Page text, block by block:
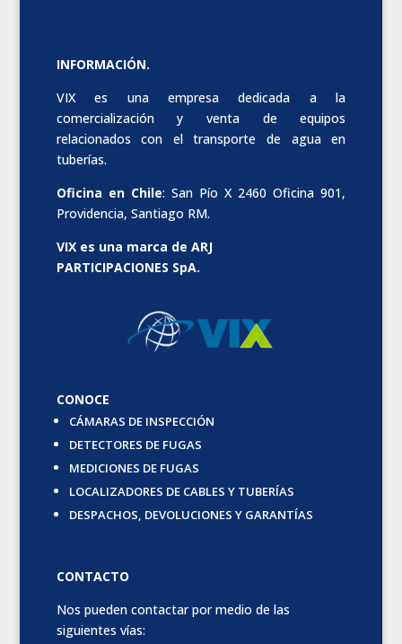
INFORMACIÓN.
VIX es una empresa dedicada a la
comercialización y venta de equipos
relacionados con el transporte de agua en
tuberías.
Oficina en Chile: San Pío X 2460 Oficina 901,
Providencia, Santiago RM.
VIX es una marca de ARJ
PARTICIPACIONES SpA.
CONOCE
CÁMARAS DE INSPECCIÓN
DETECTORES DE FUGAS
MEDICIONES DE FUGAS
LOCALIZADORES DE CABLES Y TUBERÍAS
DESPACHOS, DEVOLUCIONES Y GARANTÍAS
CONTACTO
Nos pueden contactar por medio de las
siguientes vías: